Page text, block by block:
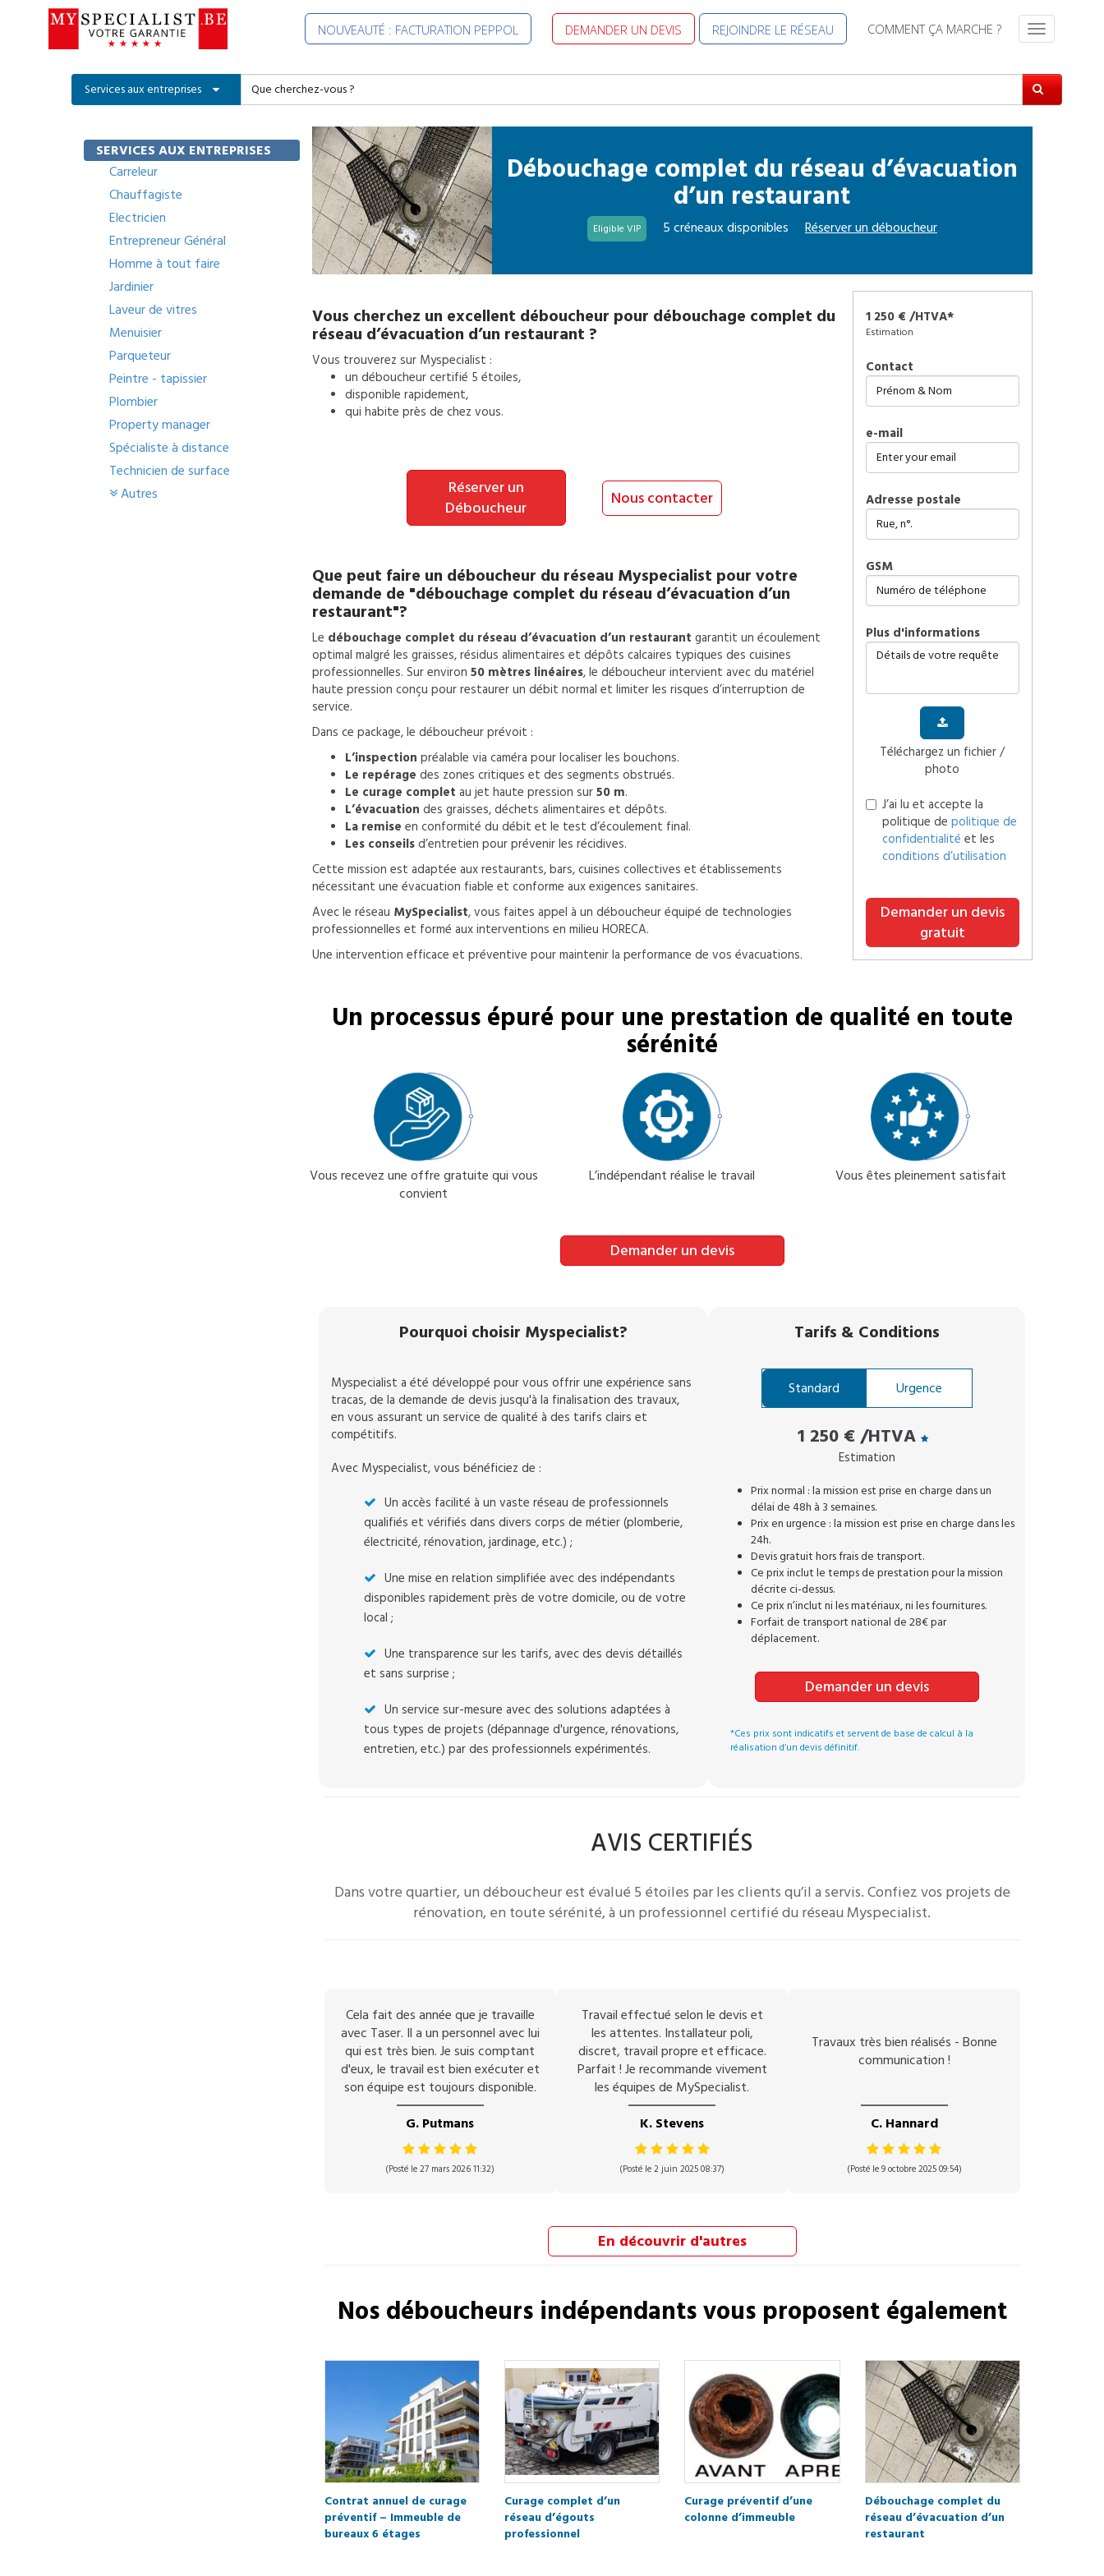
NOUVEAUTÉ : FACTURATION PEPPOL DEMANDER UN DEVIS REJOINDRE LE RÉSEAU COMMENT ÇA MARCHE ?
S
t
c
Services aux entreprises
SERVICES AUX ENTREPRISES
Carreleur
Chauffagiste
Electricien
Entrepreneur Général
Homme à tout faire
Jardinier
Laveur de vitres
Menuisier
Parqueteur
Peintre - tapissier
Plombier
Property manager
Spécialiste à distance
Technicien de surface
Autres
Débouchage complet du réseau d’évacuation
d’un restaurant
Eligible VIP 5 créneaux disponibles Réserver un déboucheur
Vous cherchez un excellent déboucheur pour débouchage complet du
réseau d’évacuation d’un restaurant ?
Vous trouverez sur Myspecialist :
un déboucheurcertifié 5 étoiles,
disponible rapidement,
qui habite près de chez vous.
Réserver un
Déboucheur
Nous contacter
Que peut faire un déboucheur du réseau Myspecialist pour votre
demande de "débouchage complet du réseau d’évacuation d’un
restaurant"?
Le débouchage complet du réseau d’évacuation d’un restaurant garantit un écoulement
optimal malgré les graisses, résidus alimentaires et dépôts calcaires typiques des cuisines
professionnelles. Sur environ 50 mètres linéaires, le déboucheur intervient avec du matériel
haute pression conçu pour restaurer un débit normal et limiter les risques d’interruption de
service.
Dans ce package, le déboucheur prévoit :
L’inspection préalable via caméra pour localiser les bouchons.
Le repérage des zones critiques et des segments obstrués.
Le curage complet au jet haute pression sur50 m.
L’évacuation des graisses, déchets alimentaires et dépôts.
La remise en conformité du débit et le test d’écoulement final.
Les conseilsd’entretien pour prévenir les récidives.
Cette mission est adaptée aux restaurants, bars, cuisines collectives et établissements
nécessitant une évacuation fiable et conforme aux exigences sanitaires.
Avec le réseau MySpecialist, vous faites appel à un déboucheur équipé de technologies
professionnelles et formé aux interventions en milieu HORECA.
Une intervention efficace et préventive pour maintenir la performance de vos évacuations.
1 250 € /HTVA*
Estimation
Contact
e-mail
Adresse postale
GSM
plus d'informations
Téléchargez un fichier /
photo
J’ai lu et accepte la
politique de politique de
confidentialité et les
conditions d’utilisation
Demander un devis
gratuit
Un processus épuré pour une prestation de qualité en toute
sérénité
Vous recevez une offre gratuite qui vous
convient
L’indépendant réalise le travail Vous êtes pleinement satisfait
Demander un devis
Pourquoi choisir Myspecialist?
Myspecialist a été développé pour vous offrir une expérience sans
tracas, de la demande de devis jusqu'à la finalisation des travaux,
en vous assurant un service de qualité à des tarifs clairs et
compétitifs.
Avec Myspecialist, vous bénéficiez de :
Un accès facilité à un vaste réseau de professionnels
qualifiés et vérifiés dans divers corps de métier (plomberie,
électricité, rénovation, jardinage, etc.) ;
Une mise en relation simplifiée avec des indépendants
disponibles rapidement près de votre domicile, ou de votre
local ;
Une transparence sur les tarifs, avec des devis détaillés
et sans surprise ;
Un service sur-mesure avec des solutions adaptées à
tous types de projets (dépannage d'urgence, rénovations,
entretien, etc.) par des professionnels expérimentés.
Tarifs & Conditions
Standard Urgence
1 250 € /HTVA
Estimation
Prix normal : la mission est prise en charge dans un
délai de 48h à 3 semaines.
Prix en urgence : la mission est prise en charge dans les
24h.
Devis gratuit hors frais de transport.
Ce prix inclut le temps de prestation pour la mission
décrite ci-dessus.
Ce prix n’inclut ni les matériaux, ni les fournitures.
Forfait de transport national de 28€ par
déplacement.
Demander un devis
*Ces prix sont indicatifs et servent de base de calcul à la
réalisation d’un devis définitif.
AVIS CERTIFIÉS
Dans votre quartier, un déboucheur est évalué 5 étoiles par les clients qu’il a servis. Confiez vos projets de
rénovation, en toute sérénité, à un professionnel certifié du réseau Myspecialist.
Cela fait des année que je travaille
avec Taser. Il a un personnel avec lui
qui est très bien. Je suis comptant
d'eux, le travail est bien exécuter et
son équipe est toujours disponible.
G. Putmans
(Posté le 27 mars 2026 11:32)
Travail effectué selon le devis et
les attentes. Installateur poli,
discret, travail propre et efficace.
Parfait ! Je recommande vivement
les équipes de MySpecialist.
K. Stevens
(Posté le 2 juin 2025 08:37)
Travaux très bien réalisés - Bonne
communication !
C. Hannard
(Posté le 9 octobre 2025 09:54)
En découvrir d'autres
Nos déboucheursindépendants vous proposent également
Contrat annuel de curage
préventif – Immeuble de
bureaux 6 étages
Curage complet d’un
réseau d’égouts
professionnel
Curage préventif d’une
colonne d’immeuble
Débouchage complet du
réseau d’évacuation d’un
restaurant